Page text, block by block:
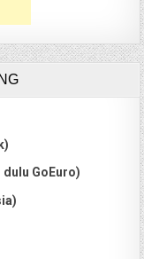
GoEuro)